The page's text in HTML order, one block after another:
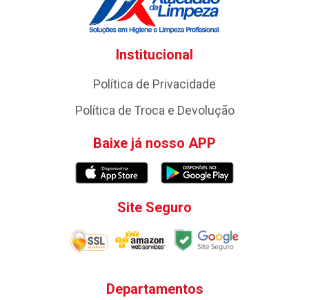
Institucional
Política de Privacidade
Política de Troca e Devolução
Baixe já nosso APP
Site Seguro
Departamentos